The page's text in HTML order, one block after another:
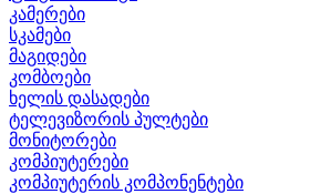
კამერები
სკამები
მაგიდები
კომბოები
ხელის დასადები
ტელევიზორის პულტები
მონიტორები
კომპიუტერები
კომპიუტერის კომპონენტები